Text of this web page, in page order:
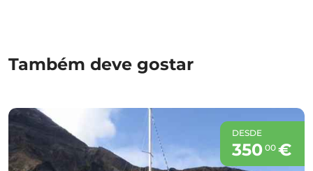
Também deve gostar
DESDE
350 00€